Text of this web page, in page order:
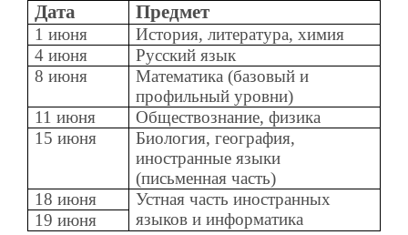
Дата Предмет
1 июня
История, литература, химия
4 июня
Русский язык
8 июня
Математика (базовый и
профильный уровни)
11 июня
Обществознание, физика
15 июня
Биология, география,
иностранные языки
(письменная часть)
18 июня
Устная часть иностранных
языков и информатика
19 июня